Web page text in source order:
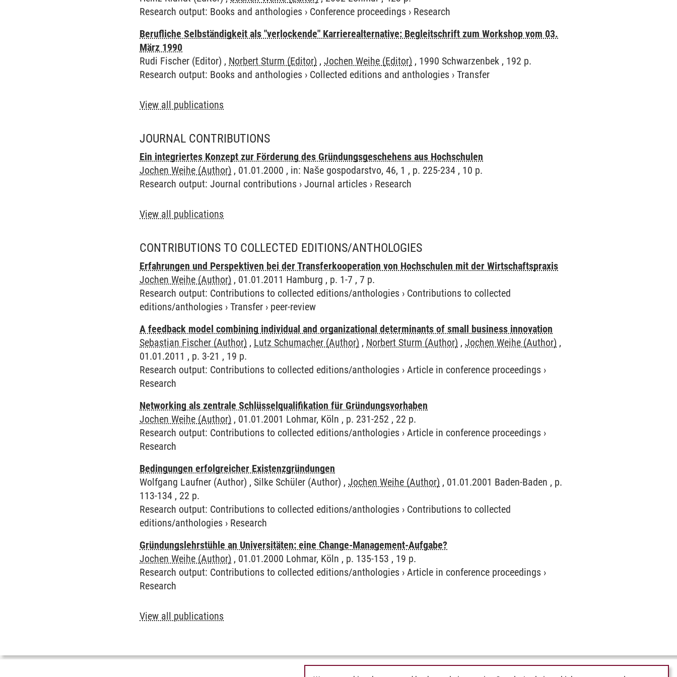
Research output: Books and anthologies › Conference proceedings › Research
Berufliche Selbständigkeit als "verlockende" Karrierealternative: Begleitschrift zum Workshop vom 03.
März 1990
Rudi Fischer (Editor) , Norbert Sturm (Editor) ,Jochen Weihe (Editor) , 1990 Schwarzenbek , 192 p.
Research output: Books and anthologies › Collected editions and anthologies ›Transfer
View all publications
JOURNAL CONTRIBUTIONS
Ein integriertes Konzept zur Förderung des Gründungsgeschehens aus Hochschulen
Jochen Weihe (Author) , 01.01.2000 , in: Naše gospodarstvo, 46, 1 , p. 225-234 , 10 p.
Research output:Journal contributions ›Journal articles › Research
View all publications
CONTRIBUTIONS TO COLLECTED EDITIONS/ANTHOLOGIES
Erfahrungen und Perspektiven bei der Transferkooperation von Hochschulen mit der Wirtschaftspraxis
Jochen Weihe (Author) , 01.01.2011 Hamburg , p. 1-7 , 7 p.
Research output: Contributions to collected editions/anthologies › Contributions to collected
editions/anthologies ›Transfer › peer-review
A feedback model combining individual and organizational determinants of small business innovation
Sebastian Fischer (Author) , Lutz Schumacher (Author) , Norbert Sturm (Author) ,Jochen Weihe (Author) ,
01.01.2011 , p. 3-21 , 19 p.
Research output: Contributions to collected editions/anthologies ›Article in conference proceedings ›
Research
Networking als zentrale Schlüsselqualifikation für Gründungsvorhaben
Jochen Weihe (Author) , 01.01.2001 Lohmar, Köln , p. 231-252 , 22 p.
Research output: Contributions to collected editions/anthologies ›Article in conference proceedings ›
Research
Bedingungen erfolgreicher Existenzgründungen
Wolfgang Laufner (Author) , Silke Schüler (Author) ,Jochen Weihe (Author) , 01.01.2001 Baden-Baden , p.
113-134 , 22 p.
Research output: Contributions to collected editions/anthologies › Contributions to collected
editions/anthologies › Research
Gründungslehrstühle an Universitäten: eine Change-Management-Aufgabe?
Jochen Weihe (Author) , 01.01.2000 Lohmar, Köln , p. 135-153 , 19 p.
Research output: Contributions to collected editions/anthologies ›Article in conference proceedings ›
Research
View all publications